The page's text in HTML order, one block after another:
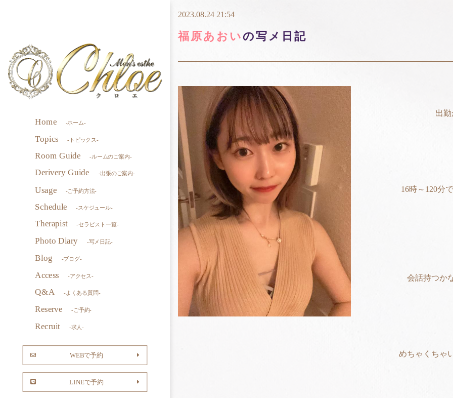
Home -ホーム-
Topics -トピックス-
Room Guide -ルームのご案内-
Derivery Guide -出張のご案内-
Usage -ご予約方法-
Schedule -スケジュール-
Therapist -セラピスト一覧-
Photo Diary -写メ日記-
Blog -ブログ-
Access -アクセス-
Q&A -よくある質問-
Reserve -ご予約-
Recruit -求人-
WEBで予約
LINEで予約
2023.08.24 21:54
福原あおいの写メ日記
出
16時～120分
会話持つか
めちゃくちゃ